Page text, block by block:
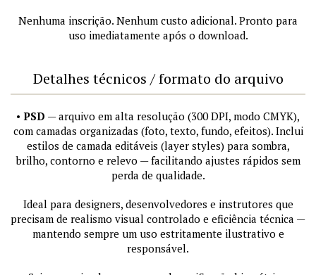
Nenhuma inscrição. Nenhum custo adicional. Pronto para
uso imediatamente após o download.
Detalhes técnicos / formato do arquivo
• PSD — arquivo em alta resolução (300 DPI, modo CMYK),
com camadas organizadas (foto, texto, fundo, efeitos). Inclui
estilos de camada editáveis (layer styles) para sombra,
brilho, contorno e relevo — facilitando ajustes rápidos sem
perda de qualidade.
Ideal para designers, desenvolvedores e instrutores que
precisam de realismo visual controlado e eficiência técnica —
mantendo sempre um uso estritamente ilustrativo e
responsável.